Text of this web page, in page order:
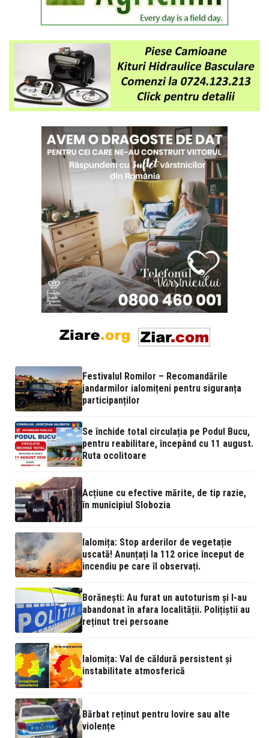
Festivalul Romilor – Recomandările
jandarmilor ialomițeni pentru siguranța
participanților
Se închide total circulația pe Podul Bucu,
pentru reabilitare, începând cu 11 august.
Ruta ocolitoare
Acțiune cu efective mărite, de tip razie,
în municipiul Slobozia
Ialomița: Stop arderilor de vegetație
uscată! Anunțați la 112 orice început de
incendiu pe care îl observați.
Borănești: Au furat un autoturism și l-au
abandonat în afara localității. Polițiștii au
reținut trei persoane
Ialomița: Val de căldură persistent și
instabilitate atmosferică
Bărbat reținut pentru lovire sau alte
violențe